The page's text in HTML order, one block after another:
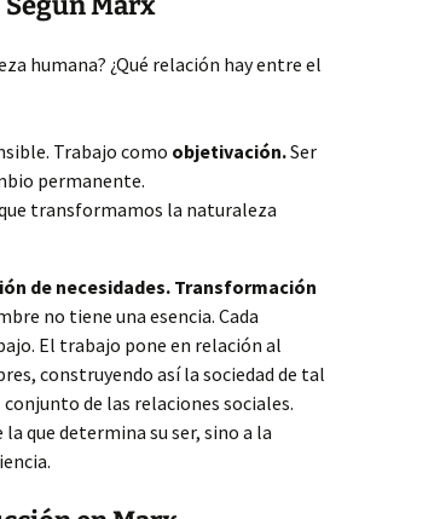
humana? ¿Qué relación hay entre el
Trabajo como objetivación.Ser
permanente.
transformamos la naturaleza
de necesidades. Transformación
no tiene una esencia. Cada
El trabajo pone en relación al
construyendo así la sociedad de tal
de las relaciones sociales.
que determina su ser, sino a la